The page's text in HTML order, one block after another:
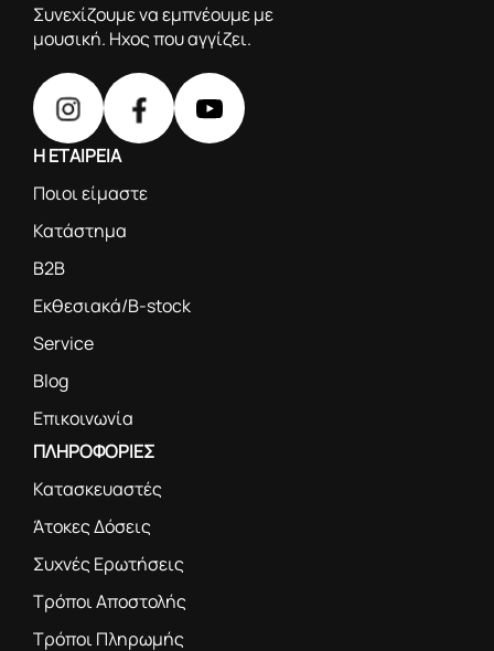
Συνεχίζουμε να εμπνέουμε με
μουσική. Ηχος που αγγίζει.
Η ΕΤΑΙΡΕΙΑ
Ποιοι είμαστε
Κατάστημα
B2B
Εκθεσιακά/B-stock
Service
Blog
Επικοινωνία
ΠΛΗΡΟΦΟΡΙΕΣ
Κατασκευαστές
Άτοκες Δόσεις
Συχνές Ερωτήσεις
Τρόποι Αποστολής
Τρόποι Πληρωμής